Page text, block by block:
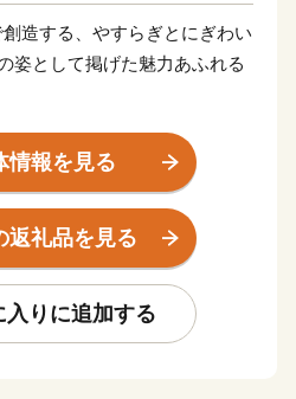
造する、やすらぎとにぎわい
姿として掲げた魅力あふれる
ぜひ、新宿区へのふるさと納
。
応援してくださる方からのご
んだことがある」、「新宿の
宿で仕事をしている」「買
情報を見る
返礼品を見る
入りに追加する